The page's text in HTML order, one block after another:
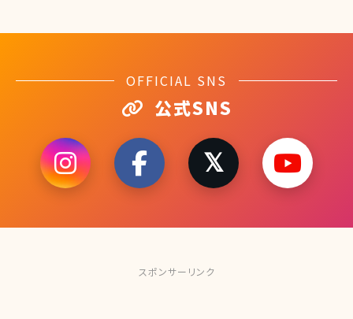
OFFICIAL SNS
公式SNS
スポンサーリンク